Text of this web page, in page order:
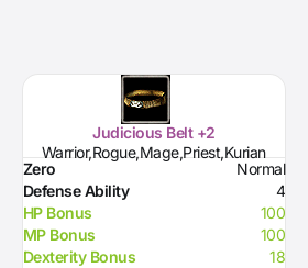
Judicious Belt +2
Warrior,Rogue,Mage,Priest,Kurian
Zero
Normal
Defense Ability
4
HP Bonus
100
MP Bonus
100
Dexterity Bonus
18